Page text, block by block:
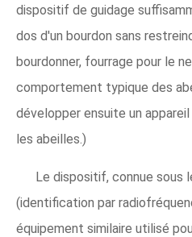
dispositif de guidage
dos d'un bourdon sans
bourdonner, fourrage pour le
comportement typique des
développer ensuite un
les abeilles.)
Le dispositif, connue sous
(identification par
équipement similaire utilisé